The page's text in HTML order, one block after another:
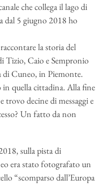
che collega il lago di
dal 5 giugno 2018 ho
la storia del
Tizio, Caio e Sempronio
di Cuneo, in Piemonte.
in quella cittadina. Alla fine
decine di messaggi e
Un fatto da non
sulla pista di
era stato fotografato un
“scomparso dall’Europa